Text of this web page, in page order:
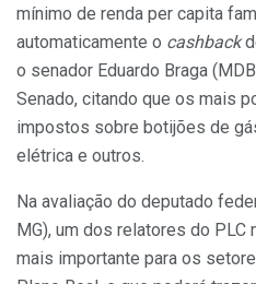
mínimo de renda per capita
automaticamente o cashback
o senador Eduardo Braga
Senado, citando que os mais
impostos sobre botijões de
elétrica e outros.
Na avaliação do deputado
MG), um dos relatores do PLC
mais importante para os